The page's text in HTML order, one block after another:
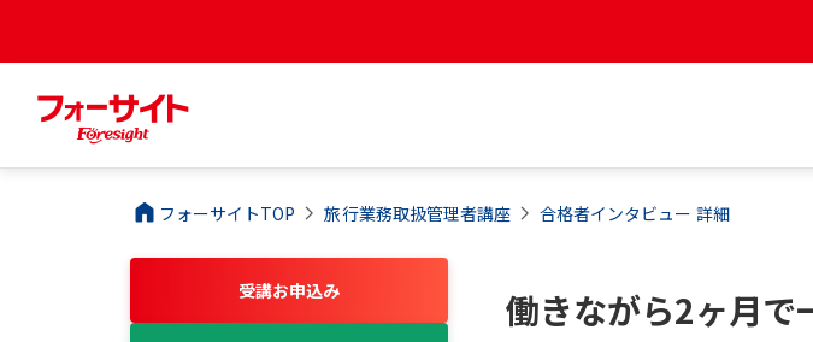
フォーサイトTOP 旅行業務取扱管理者講座 合格者インタビュー 詳細
働きながら2ヶ月で
受講お申込み